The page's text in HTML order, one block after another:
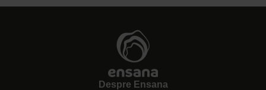
Despre Ensana